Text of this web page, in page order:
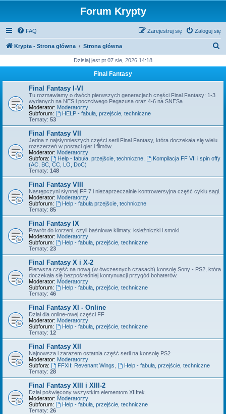
Forum Krypty
FAQ Zaloguj się
Zarejestruj się
Krypta - Strona główna Strona główna
k
Dzisiaj jest pt 07 sie, 2026 14:18
Final Fantasy
Final Fantasy I-VI
Tu rozmawiamy o dwóch pierwszych generacjach części Final Fantasy: 1-3
wydanych na NES i poczciwego Pegazusa oraz 4-6 na SNESa
Moderator: Moderatorzy
Subforum:
HELP - fabuła, przejście, techniczne
Tematy: 53
Final Fantasy VII
Jedna z najsłynnieszych części serii Final Fantasy, która doczekała się wielu
rozszerzeń w postaci gier i filmów.
Moderator: Moderatorzy
Subfora:
Help - fabuła, przejście, techniczne,
Kompilacja FF VII i spin offy
(AC, BC, CC, LO, DoC)
Tematy: 148
Final Fantasy VIII
Następczyni słynnej FF 7 i niezaprzeczalnie kontrowersyjna część cyklu sagi.
Moderator: Moderatorzy
Subforum:
Help - fabuła przejście, techniczne
Tematy: 85
Final Fantasy IX
Powrót do korzeni, czyli baśniowe klimaty, ksieżniczki i smoki.
Moderator: Moderatorzy
Subforum:
Help - fabuła, przejście, techniczne
Tematy: 23
Final Fantasy X i X-2
Pierwsza część na nową (w ówczesnych czasach) konsolę Sony - PS2, która
doczekała się bezpośredniej kontynuacji przygód bohaterów.
Moderator: Moderatorzy
Subforum:
Help - fabuła, przejście, techniczne
Tematy: 46
Final Fantasy XI - Online
Dział dla online-owej części FF
Moderator: Moderatorzy
Subforum:
Help - fabuła, przejście, techniczne
Tematy: 12
Final Fantasy XII
Najnowsza i zarazem ostatnia część serii na konsolę PS2
Moderator: Moderatorzy
Subfora:
FFXII: Revenant Wings
Help - fabuła, przejście, techniczne
Tematy: 28
Final Fantasy XIII i XIII-2
Dział poświęcony wszystkim elementom XIIItek.
Moderator: Moderatorzy
Subforum:
Help - fabuła, przejście, techniczne
Tematy: 26